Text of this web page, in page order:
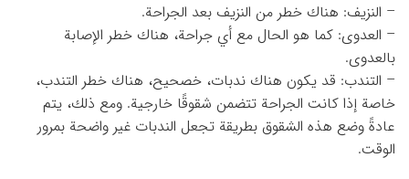
– النزيف: هناك خطر من النزيف بعد الجراحة.
– العدوى: كما هو الحال مع أي جراحة، هناك خطر الإصابة
بالعدوى.
– التندب: قد يكون هناك ندبات، خصحيح، هناك خطر التندب،
خاصة إذا كانت الجراحة تتضمن شقوقًا خارجية. ومع ذلك، يتم
عادةً وضع هذه الشقوق بطريقة تجعل الندبات غير واضحة بمرور
الوقت.